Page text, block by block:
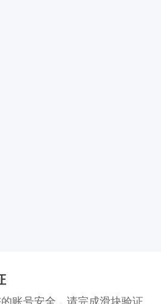
账号安全，请完成滑块验证